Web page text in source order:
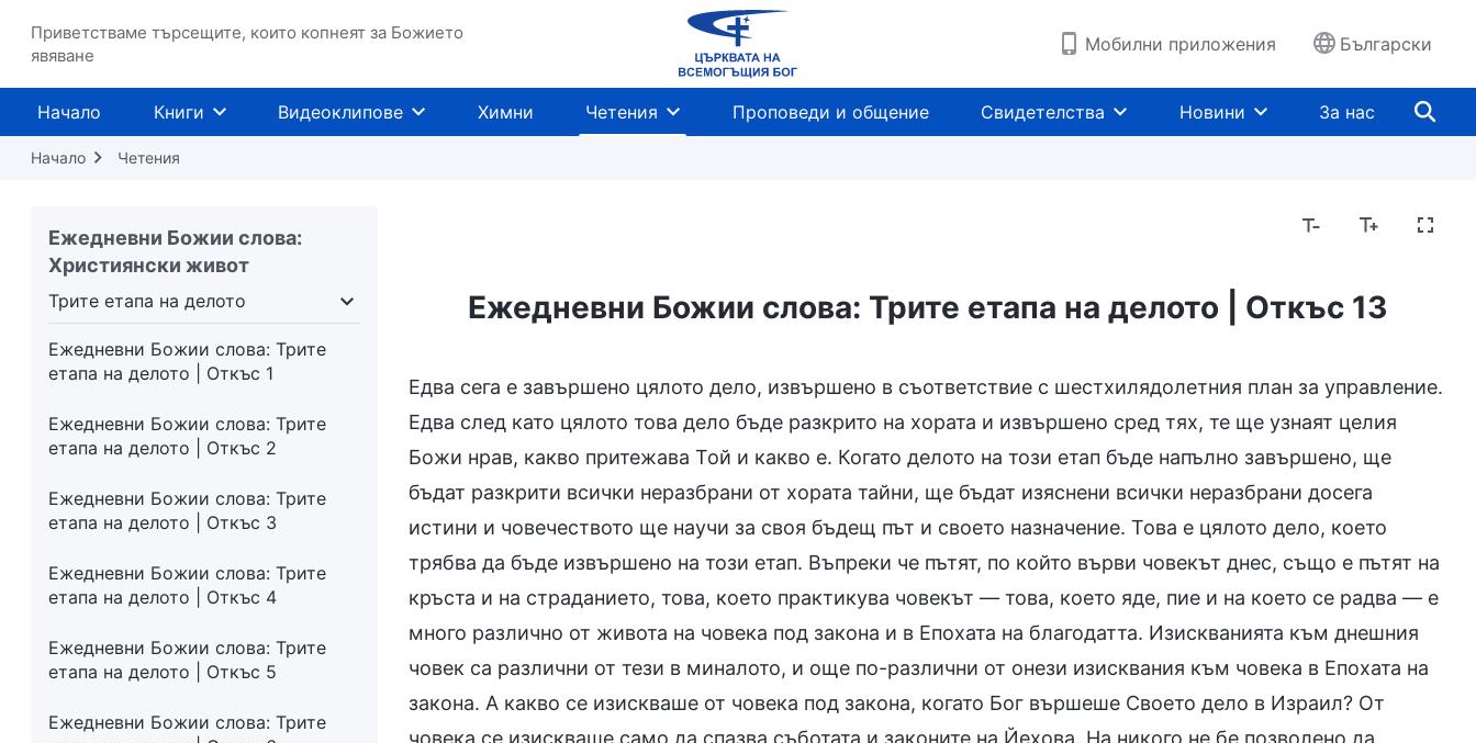
Приветстваме търсещите, които копнеят за Божието
явяване
Мобилни приложения Български
Начало Книги Видеоклипове Химни Четения Проповеди и общение Свидетелства Новини За нас
Начало Четения
Ежедневни Божии слова:
Християнски живот
Трите етапа на делото
Трите етапа на делото Божието явление и делото Му Съдът в последните дни Въплъщението Познаване на Божието дело
Ежедневни Божии слова: Трите
етапа на делото | Откъс 1
Ежедневни Божии слова: Трите
етапа на делото | Откъс 2
Ежедневни Божии слова: Трите
етапа на делото | Откъс 3
Ежедневни Божии слова: Трите
етапа на делото | Откъс 4
Ежедневни Божии слова: Трите
етапа на делото | Откъс 5
Ежедневни Божии слова: Трите
Ежедневни Божии слова: Трите етапа на делото | Откъс 13
Едва сега е завършено цялото дело, извършено в съответствие с шестхилядолетния план за управление.
Едва след като цялото това дело бъде разкрито на хората и извършено сред тях, те ще узнаят целия
Божи нрав, какво притежава Той и какво е. Когато делото на този етап бъде напълно завършено, ще
бъдат разкрити всички неразбрани от хората тайни, ще бъдат изяснени всички неразбрани досега
истини и човечеството ще научи за своя бъдещ път и своето назначение. Това е цялото дело, което
трябва да бъде извършено на този етап. Въпреки че пътят, по който върви човекът днес, също е пътят на
кръста и на страданието, това, което практикува човекът — това, което яде, пие и на което се радва — е
много различно от живота на човека под закона и в Епохата на благодатта. Изискванията към днешния
човек са различни от тези в миналото, и още по-различни от онези изисквания към човека в Епохата на
закона. А какво се изискваше от човека под закона, когато Бог вършеше Своето дело в Израил? От
човека се изискваше само да спазва съботата и законите на Йехова. На никого не бе позволено да